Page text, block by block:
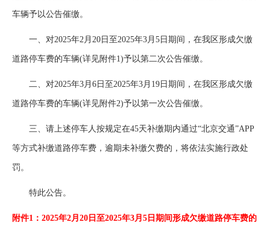
车辆予以公告催缴。
一、对2025年2月20日至2025年3月5日期间，在我区形成欠缴
道路停车费的车辆(详见附件1)予以第二次公告催缴。
二、对2025年3月6日至2025年3月19日期间，在我区形成欠缴
道路停车费的车辆(详见附件2)予以第一次公告催缴。
三、请上述停车人按规定在45天补缴期内通过“北京交通”APP
等方式补缴道路停车费，逾期未补缴欠费的，将依法实施行政处
罚。
特此公告。
附件1：2025年2月20日至2025年3月5日期间形成欠缴道路停车费的